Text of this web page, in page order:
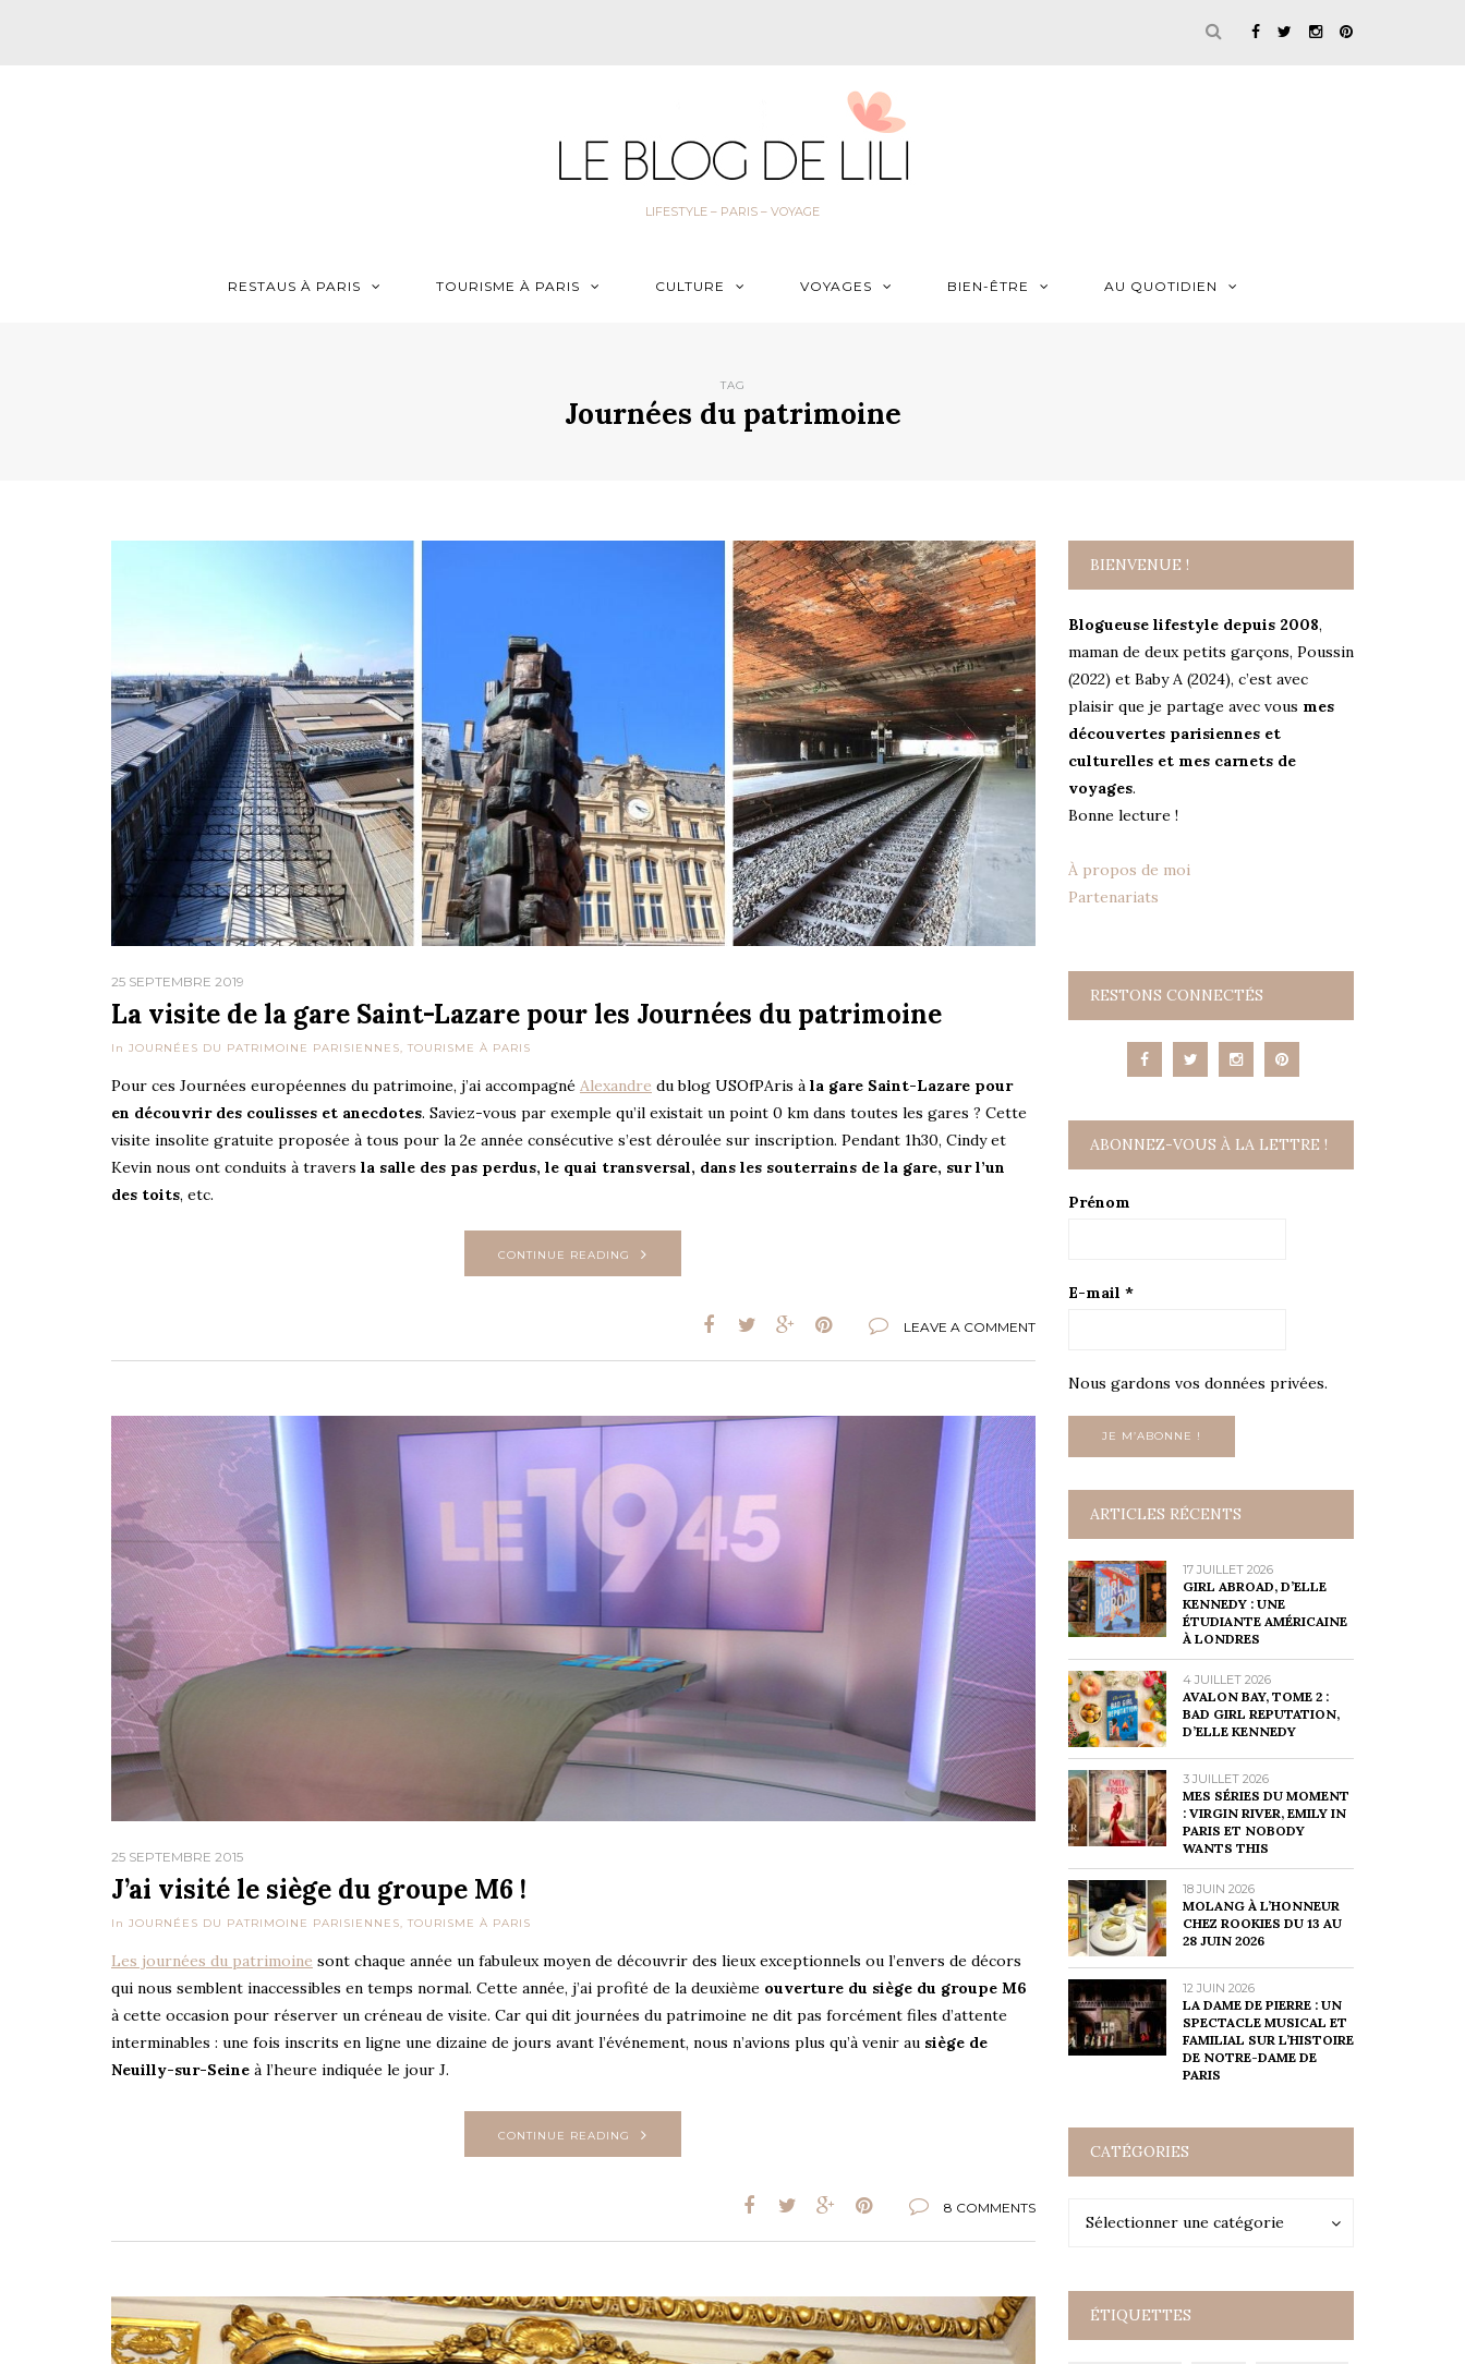
LIFESTYLE – PARIS – VOYAGE
RESTAUS À PARIS TOURISME À PARIS CULTURE VOYAGES BIEN-ÊTRE AU QUOTIDIEN
TAG
Journées du patrimoine
25 SEPTEMBRE 2019
La visite de la gare Saint-Lazare pour les Journées du patrimoine
In JOURNÉES DU PATRIMOINE PARISIENNES, TOURISME À PARIS
Pour ces Journées européennes du patrimoine, j’ai accompagné Alexandre du blog USOfPAris à la gare Saint-Lazare pour
en découvrir des coulisses et anecdotes. Saviez-vous par exemple qu’il existait un point 0 km dans toutes les gares ? Cette
visite insolite gratuite proposée à tous pour la 2e année consécutive s’est déroulée sur inscription. Pendant 1h30, Cindy et
Kevin nous ont conduits à travers la salle des pas perdus, le quai transversal, dans les souterrains de la gare, sur l’un
des toits, etc.
CONTINUE READING
LEAVE A COMMENT
25 SEPTEMBRE 2015
J’ai visité le siège du groupe M6 !
In JOURNÉES DU PATRIMOINE PARISIENNES, TOURISME À PARIS
Les journées du patrimoine sont chaque année un fabuleux moyen de découvrir des lieux exceptionnels ou l’envers de décors
qui nous semblent inaccessibles en temps normal. Cette année, j’ai profité de la deuxième ouverture du siège du groupe M6
à cette occasion pour réserver un créneau de visite. Car qui dit journées du patrimoine ne dit pas forcément files d’attente
interminables : une fois inscrits en ligne une dizaine de jours avant l’événement, nous n’avions plus qu’à venir au siège de
Neuilly-sur-Seine à l’heure indiquée le jour J.
CONTINUE READING
8 COMMENTS
BIENVENUE !
Blogueuse lifestyle depuis 2008,
maman de deux petits garçons, Poussin
(2022) et Baby A (2024), c’est avec
plaisir que je partage avec vous mes
découvertes parisiennes et
culturelles et mes carnets de
voyages.
Bonne lecture !
À propos de moi
Partenariats
RESTONS CONNECTÉS
ABONNEZ-VOUS À LA LETTRE !
Prénom
E-mail *
Nous gardons vos données privées.
ARTICLES RÉCENTS
17 JUILLET 2026
GIRL ABROAD, D’ELLE
KENNEDY : UNE
ÉTUDIANTE AMÉRICAINE
À LONDRES
4 JUILLET 2026
AVALON BAY, TOME 2 :
BAD GIRL REPUTATION,
D’ELLE KENNEDY
3 JUILLET 2026
MES SÉRIES DU MOMENT
: VIRGIN RIVER, EMILY IN
PARIS ET NOBODY
WANTS THIS
18 JUIN 2026
MOLANG À L’HONNEUR
CHEZ ROOKIES DU 13 AU
28 JUIN 2026
12 JUIN 2026
LA DAME DE PIERRE : UN
SPECTACLE MUSICAL ET
FAMILIAL SUR L’HISTOIRE
DE NOTRE-DAME DE
PARIS
CATÉGORIES
Sélectionner une catégorie
Catégories
ÉTIQUETTES